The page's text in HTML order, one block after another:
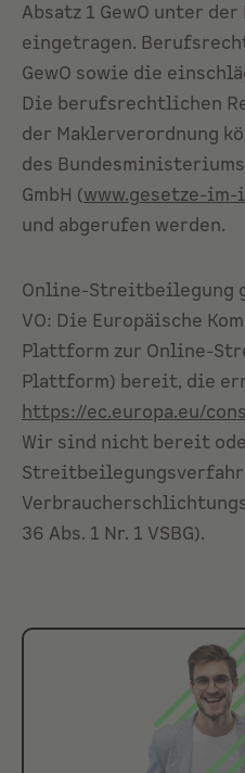
Absatz 1 GewO unter
eingetragen.
GewO sowie die
Die berufsrechtlichen
der Maklerverordnung
des
GmbH (www.gesetze-
und abgerufen werden.
Online-Streitbeilegung
VO: Die Europäische
Plattform zur Online-
Plattform) bereit, die
https://ec.europa.eu/
Wir sind nicht bereit
36 Abs. 1 Nr. 1 VSBG).